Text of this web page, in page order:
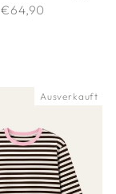
€64,90
Ausverkauft